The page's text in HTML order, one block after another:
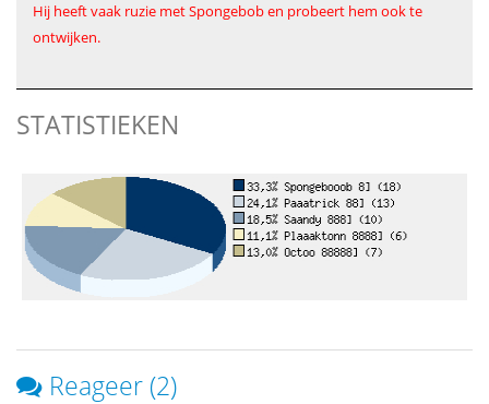
Hij heeft vaak ruzie met Spongebob en probeert hem ook te
ontwijken.
STATISTIEKEN
Reageer (2)